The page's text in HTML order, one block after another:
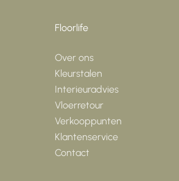
Floorlife
Over ons
Kleurstalen
Interieuradvies
Vloerretour
Verkooppunten
Klantenservice
Contact